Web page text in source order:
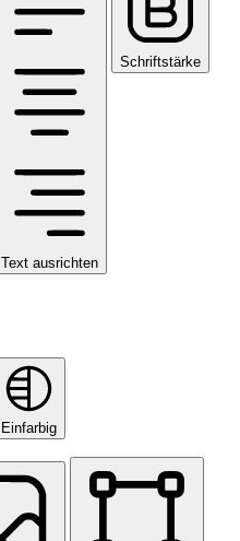
Text ausrichten
Schriftstärke
Einfarbig